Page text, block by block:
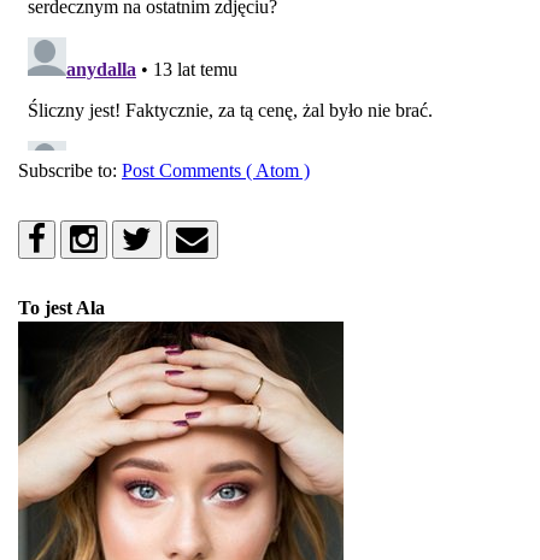
Subscribe to: Post Comments ( Atom )
To jest Ala